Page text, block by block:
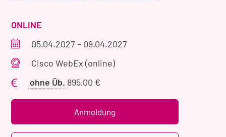
VERANSTALTUNGSART
ONLINE
Veranstaltungszeitraum
05.04.2027– 09.04.2027
Veranstaltungsort
Cisco WebEx (online)
ohne Üb. Preis
Übernachtung
895,00 €
Anmeldung